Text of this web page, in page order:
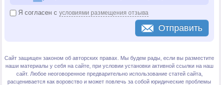
Я согласен с условиями размещения отзыва
Отправить
Сайт защищен законом об авторских правах. Мы будем рады, если вы разместите
наши материалы у себя на сайте, при условии установки активной ссылки на наш
сайт. Любое неоговоренное предварительно использование статей сайта,
расценивается как воровство и может повлечь за собой юридические проблемы